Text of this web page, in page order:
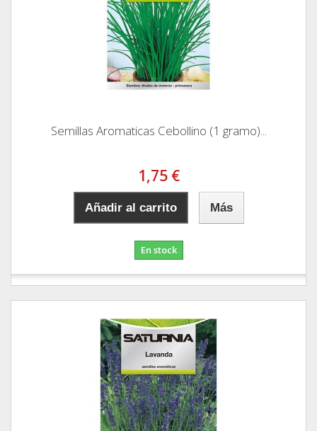
Semillas Aromaticas Cebollino (1 gramo)...
1,75 €
Añadir al carrito Más
En stock